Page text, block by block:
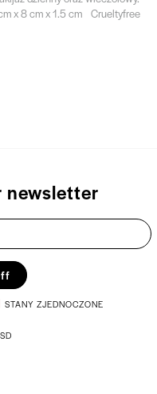
x 8 cm x 1.5 cm Crueltyfree
newsletter
STANY ZJEDNOCZONE